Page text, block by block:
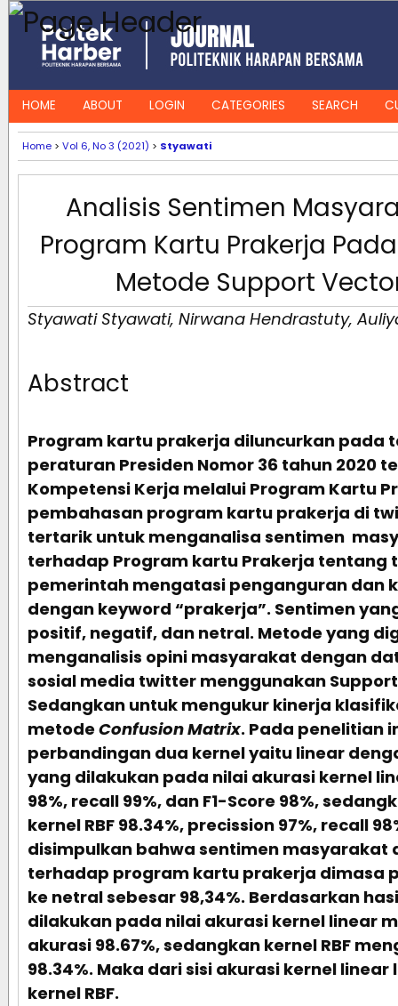
HOME ABOUT LOGIN CATEGORIES SEARCH
Home> Vol 6, No 3 (2021) > Styawati
Analisis Sentimen
Program Kartu Prakerja
Metode Support
Styawati Styawati, Nirwana Hendrastuty,
Abstract
Program kartu prakerja diluncurkan pada
peraturan Presiden Nomor 36 tahun 2020
Kompetensi Kerja melalui Program Kartu
pembahasan program kartu prakerja di
tertarik untuk menganalisa sentimen
terhadap Program kartu Prakerja tentang
pemerintah mengatasi penganguran dan
dengan keyword “prakerja”. Sentimen
positif, negatif, dan netral. Metode yang
menganalisis opini masyarakat dengan
sosial media twitter menggunakan
Sedangkan untuk mengukur kinerja
metodeConfusion Matrix. Pada penelitian
perbandingan dua kernel yaitu linear
yang dilakukan pada nilai akurasi kernel
98%, recall 99%, dan F1-Score 98%,
kernel RBF 98.34%, precission 97%, recall
disimpulkan bahwa sentimen masyarakat
terhadap program kartu prakerja dimasa
ke netral sebesar 98,34%. Berdasarkan
dilakukan pada nilai akurasi kernel linear
akurasi 98.67%, sedangkan kernel RBF
98.34%. Maka dari sisi akurasi kernel
kernel RBF.